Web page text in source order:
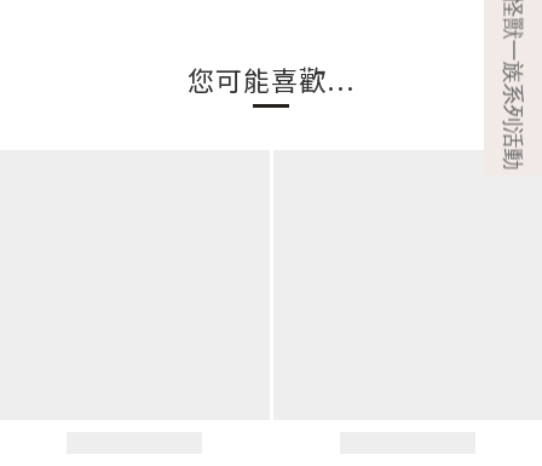
您可能喜歡...